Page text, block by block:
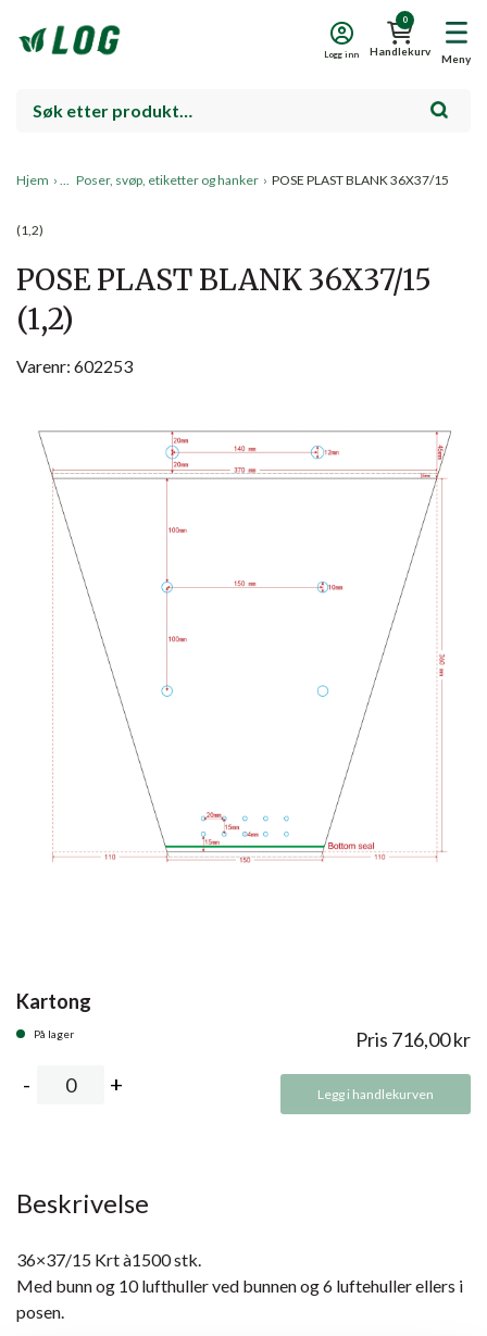
Meny
0
Handlekurv
Logg inn
Hjem › Poser, svøp, etiketter og hanker › POSE PLAST BLANK 36X37/15
(1,2)
POSE PLAST BLANK 36X37/15
(1,2)
Varenr: 602253
Kartong
På lager Pris 716,00kr
Legg i handlekurven
Beskrivelse
36×37/15 Krt à1500 stk.
Med bunn og 10 lufthuller ved bunnen og 6 luftehuller ellers i
posen.